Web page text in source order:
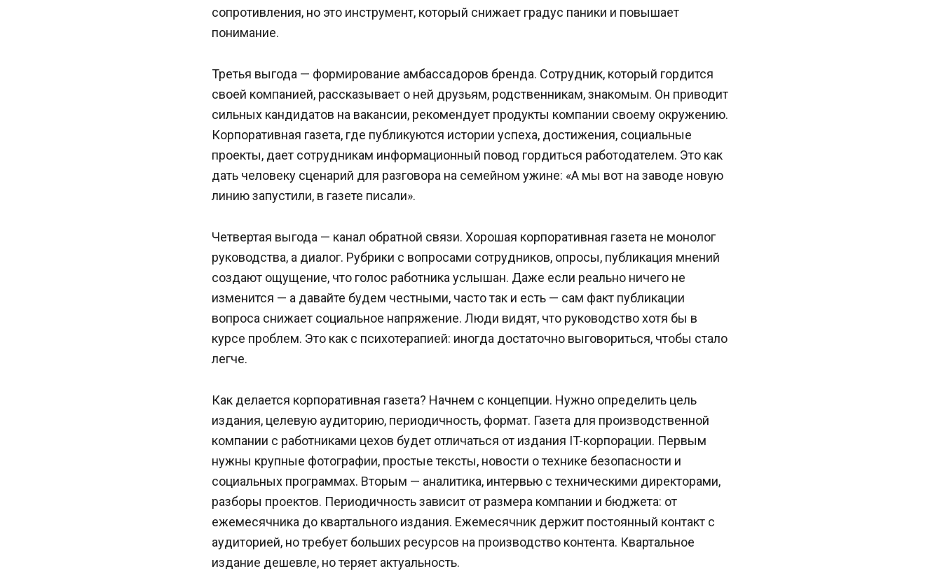
сопротивления, но это инструмент, который снижает градус паники и повышает
понимание.
Третья выгода — формирование амбассадоров бренда. Сотрудник, который гордится
своей компанией, рассказывает о ней друзьям, родственникам, знакомым. Он приводит
сильных кандидатов на вакансии, рекомендует продукты компании своему окружению.
Корпоративная газета, где публикуются истории успеха, достижения, социальные
проекты, дает сотрудникам информационный повод гордиться работодателем. Это как
дать человеку сценарий для разговора на семейном ужине: «А мы вот на заводе новую
линию запустили, в газете писали».
Четвертая выгода — канал обратной связи. Хорошая корпоративная газета не монолог
руководства, а диалог. Рубрики с вопросами сотрудников, опросы, публикация мнений
создают ощущение, что голос работника услышан. Даже если реально ничего не
изменится — а давайте будем честными, часто так и есть — сам факт публикации
вопроса снижает социальное напряжение. Люди видят, что руководство хотя бы в
курсе проблем. Это как с психотерапией: иногда достаточно выговориться, чтобы стало
легче.
Как делается корпоративная газета? Начнем с концепции. Нужно определить цель
издания, целевую аудиторию, периодичность, формат. Газета для производственной
компании с работниками цехов будет отличаться от издания IT-корпорации. Первым
нужны крупные фотографии, простые тексты, новости о технике безопасности и
социальных программах. Вторым — аналитика, интервью с техническими директорами,
разборы проектов. Периодичность зависит от размера компании и бюджета: от
ежемесячника до квартального издания. Ежемесячник держит постоянный контакт с
аудиторией, но требует больших ресурсов на производство контента. Квартальное
издание дешевле, но теряет актуальность.